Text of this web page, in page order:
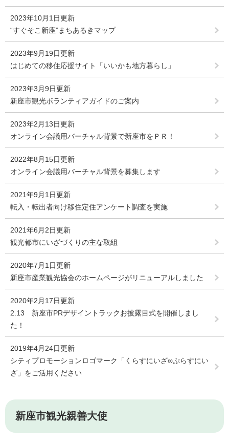
2023年10月1日更新
“すぐそこ新座”まちあるきマップ
2023年9月19日更新
はじめての移住応援サイト「いいかも地方暮らし」
2023年3月9日更新
新座市観光ボランティアガイドのご案内
2023年2月13日更新
オンライン会議用バーチャル背景で新座市をＰＲ！
2022年8月15日更新
オンライン会議用バーチャル背景を募集します
2021年9月1日更新
転入・転出者向け移住定住アンケート調査を実施
2021年6月2日更新
観光都市にいざづくりの主な取組
2020年7月1日更新
新座市産業観光協会のホームページがリニューアルしました
2020年2月17日更新
2.13 新座市PRデザイントラックお披露目式を開催しまし
た！
2019年4月24日更新
シティプロモーションロゴマーク「くらすにいざ∞ぷらすにい
ざ」をご活用ください
新座市観光親善大使